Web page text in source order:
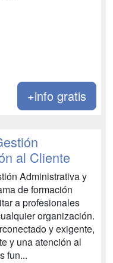
+info gratis
al Cliente
Administrativa y
de formación
a profesionales
organización.
y exigente,
y una atención al
fun...